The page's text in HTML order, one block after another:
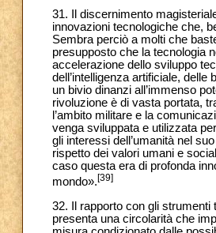
31. Il discernimento
innovazioni tecnologiche che,
Sembra perciò a molti che
presupposto che la tecnologia
accelerazione dello sviluppo
dell’intelligenza artificiale,
un bivio dinanzi all’immenso
rivoluzione è di vasta portata,
l’ambito militare e la
venga sviluppata e utilizzata
gli interessi dell’umanità nel
rispetto dei valori umani e
caso questa era di profonda
mondo».[39]
32. Il rapporto con gli
presenta una circolarità che